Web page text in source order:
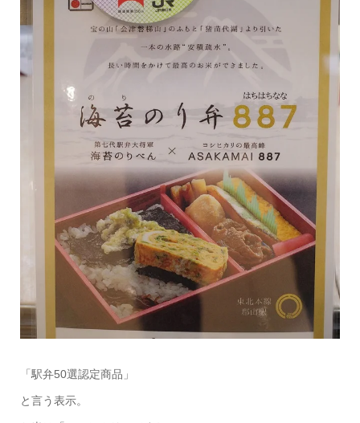
「駅弁50選認定商品」
と言う表示。